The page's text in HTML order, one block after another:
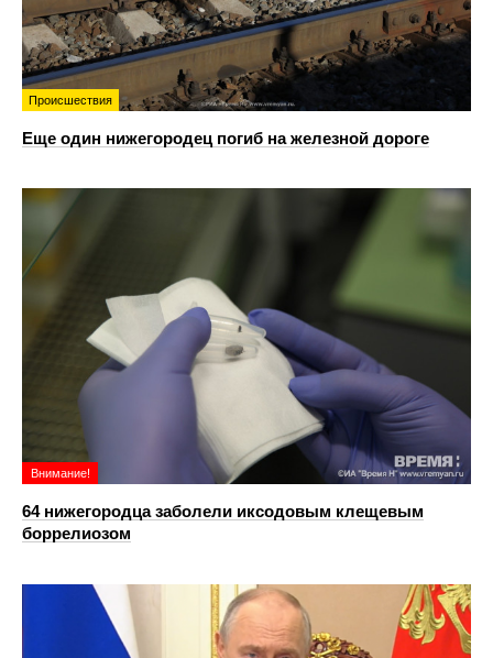
Происшествия
Еще один нижегородец погиб на железной дороге
Внимание!
64 нижегородца заболели иксодовым клещевым
боррелиозом